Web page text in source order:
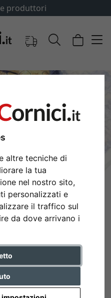
altre tecniche di
la tua
nel nostro sito,
personalizzati e
il traffico sul
da dove arrivano i
produttori